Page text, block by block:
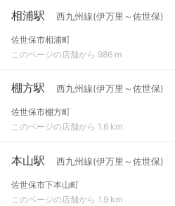
相浦駅 西九州線(伊万里～佐世保)
佐世保市相浦町
このページの店舗から 986 m
棚方駅 西九州線(伊万里～佐世保)
佐世保市棚方町
このページの店舗から 1.6 km
本山駅 西九州線(伊万里～佐世保)
佐世保市下本山町
このページの店舗から 1.9 km